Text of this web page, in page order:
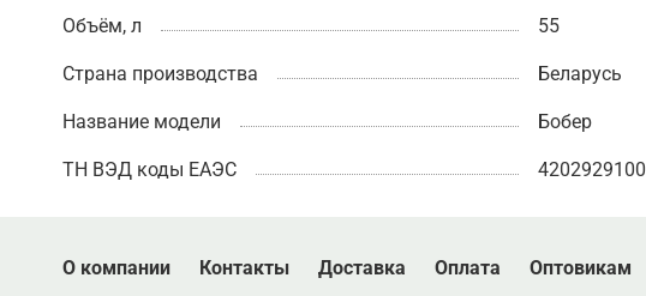
Объём, л 55
Страна производства Беларусь
Название модели Бобер
ТН ВЭД коды ЕАЭС 4202929100
О компании Контакты Доставка Оплата Оптовикам